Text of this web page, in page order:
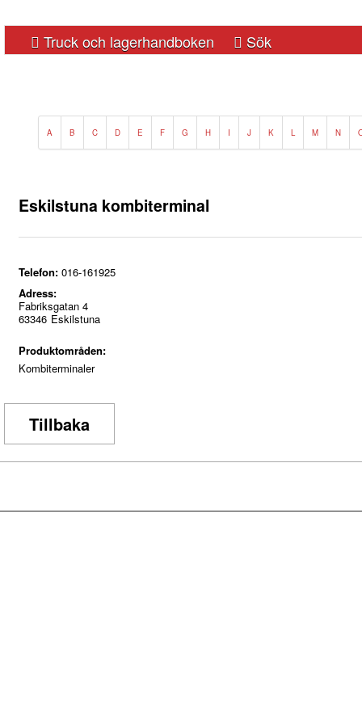
Truck och lagerhandboken Sök
A B C D E F G H I J K L M N
Eskilstuna kombiterminal
Telefon: 016-161925
Adress:
Fabriksgatan 4
63346 Eskilstuna
Produktområden:
Kombiterminaler
Tillbaka